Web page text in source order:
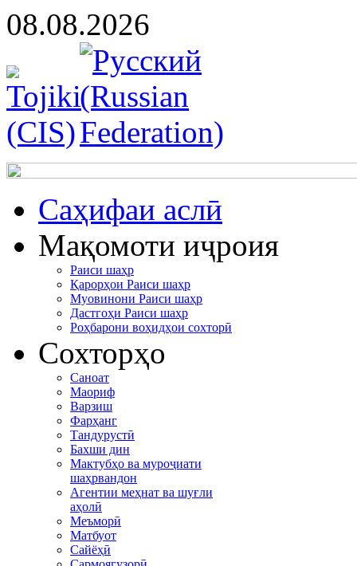
08.08.2026
Cаҳифаи аслӣ
Мақомоти иҷроия
Раиси шаҳр
Қарорҳои Раиси шаҳр
Муовинони Раиси шаҳр
Дастгоҳи Раиси шаҳр
Роҳбарони воҳидҳои сохторӣ
Сохторҳо
Саноат
Маориф
Варзиш
Фарҳанг
Тандурустӣ
Бахши дин
Мактубҳо ва муроҷиати
шаҳрвандон
Агентии меҳнат ва шуғли
аҳолӣ
Меъморӣ
Матбуот
Сайёҳӣ